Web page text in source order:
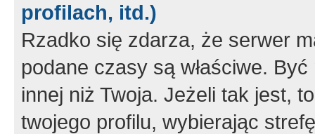
profilach, itd.)
Rzadko się zdarza, że serwer
podane czasy są właściwe.
innej niż Twoja. Jeżeli tak jest,
twojego profilu, wybierając